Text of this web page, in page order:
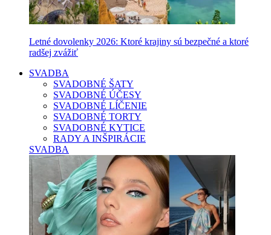
Letné dovolenky 2026: Ktoré krajiny sú bezpečné a ktoré
radšej zvážiť
SVADBA
SVADOBNÉ ŠATY
SVADOBNÉ ÚČESY
SVADOBNÉ LÍČENIE
SVADOBNÉ TORTY
SVADOBNÉ KYTICE
RADY A INŠPIRÁCIE
SVADBA